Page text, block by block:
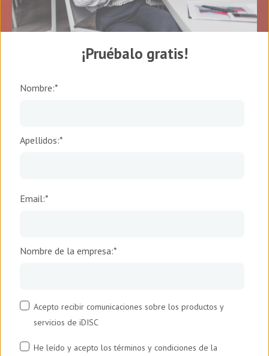
¡Pruébalo gratis!
Nombre:*
Apellidos:*
Email:*
Nombre de la empresa:*
Acepto recibir comunicaciones sobre los productos y
servicios de iDISC
He leído y acepto los términos y condiciones de la